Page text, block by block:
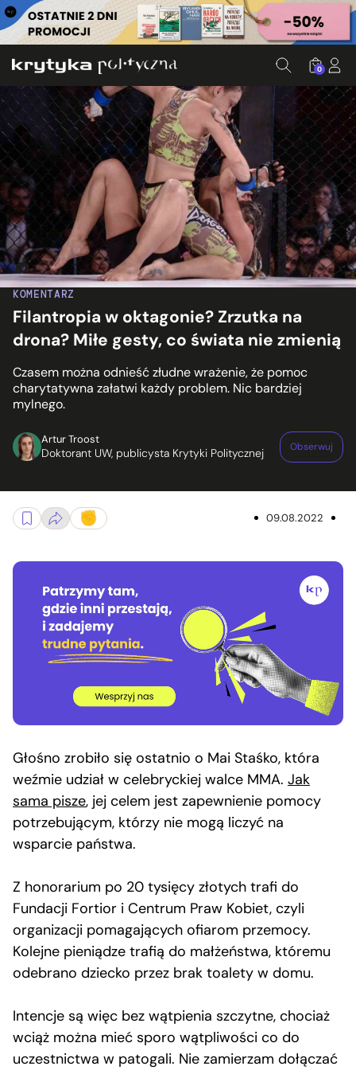
0
KOMENTARZ
Filantropia w oktagonie? Zrzutka na
drona? Miłe gesty, co świata nie zmienią
Czasem można odnieść złudne wrażenie, że pomoc
charytatywna załatwi każdy problem. Nic bardziej
mylnego.
Artur Troost
Doktorant UW, publicysta Krytyki Politycznej Obserwuj
Fot. Leandro Bernardes Lopes/flickr.com
09.08.2022
Głośno zrobiło się ostatnio o Mai Staśko, która
weźmie udział w celebryckiej walce MMA. Jak
sama pisze, jej celem jest zapewnienie pomocy
potrzebującym, którzy nie mogą liczyć na
wsparcie państwa.
Z honorarium po 20 tysięcy złotych trafi do
Fundacji Fortior i Centrum Praw Kobiet, czyli
organizacji pomagających ofiarom przemocy.
Kolejne pieniądze trafią do małżeństwa, któremu
odebrano dziecko przez brak toalety w domu.
Intencje są więc bez wątpienia szczytne, chociaż
wciąż można mieć sporo wątpliwości co do
uczestnictwa w patogali. Nie zamierzam dołączać